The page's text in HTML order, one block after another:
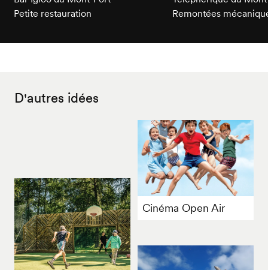
Petite restauration
Remontées
D'autres idées
Cinéma Open Air